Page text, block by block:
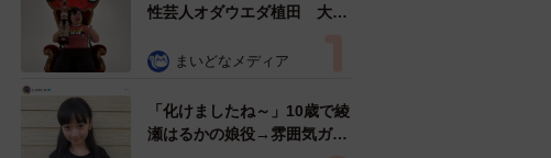
性芸人オダウエダ植田 大学
で」 まいどなメディア
「化けましたね～」10歳で綾
瀬はるかの娘役→雰囲気ガラ